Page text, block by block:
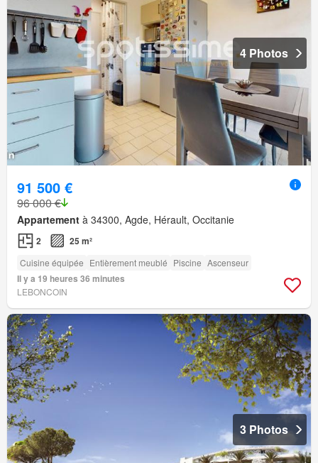
4 Photos
91 500 €
96 000 €
Appartement à 34300, Agde, Hérault, Occitanie
2 25 m²
Cuisine équipée Entièrement meublé Piscine Ascenseur
Il y a 19 heures 36 minutes
LEBONCOIN
3 Photos